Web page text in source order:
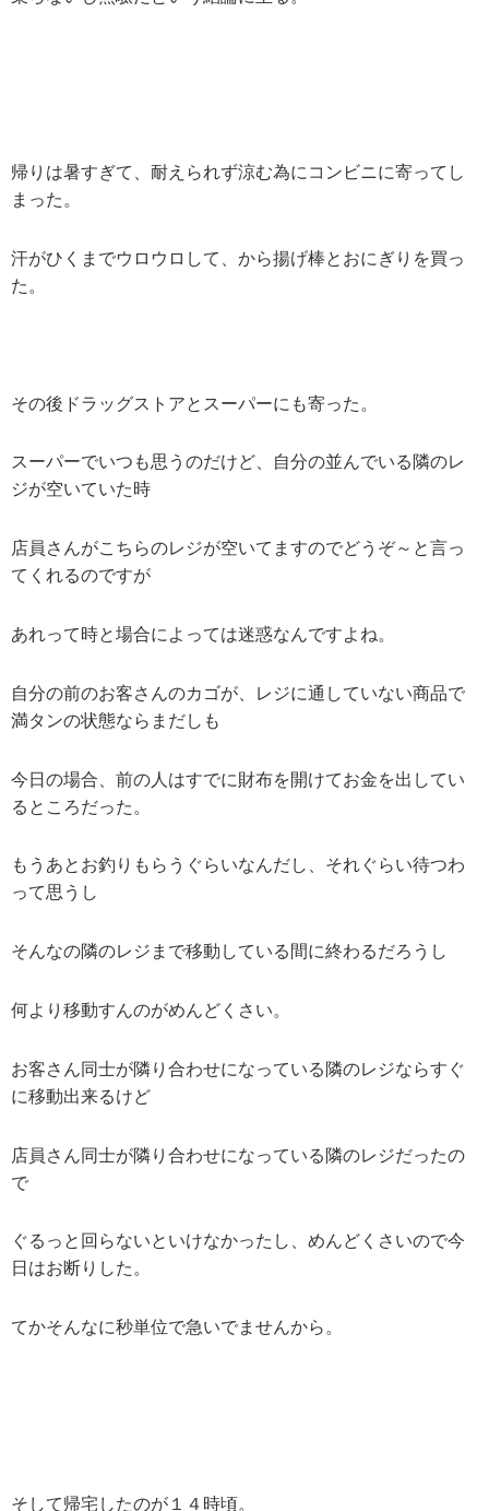
帰りは暑すぎて、耐えられず涼む為にコンビニに寄ってし
まった。
汗がひくまでウロウロして、から揚げ棒とおにぎりを買っ
た。
その後ドラッグストアとスーパーにも寄った。
スーパーでいつも思うのだけど、自分の並んでいる隣のレ
ジが空いていた時
店員さんがこちらのレジが空いてますのでどうぞ～と言っ
てくれるのですが
あれって時と場合によっては迷惑なんですよね。
自分の前のお客さんのカゴが、レジに通していない商品で
満タンの状態ならまだしも
今日の場合、前の人はすでに財布を開けてお金を出してい
るところだった。
もうあとお釣りもらうぐらいなんだし、それぐらい待つわ
って思うし
そんなの隣のレジまで移動している間に終わるだろうし
何より移動すんのがめんどくさい。
お客さん同士が隣り合わせになっている隣のレジならすぐ
に移動出来るけど
店員さん同士が隣り合わせになっている隣のレジだったの
で
ぐるっと回らないといけなかったし、めんどくさいので今
日はお断りした。
てかそんなに秒単位で急いでませんから。
そして帰宅したのが１４時頃。